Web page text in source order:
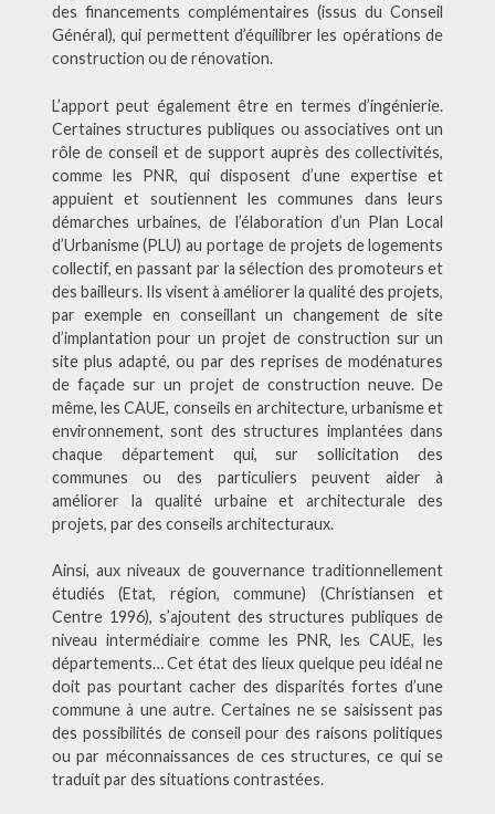
des financements complémentaires (issus du Conseil
Général), qui permettent d’équilibrer les opérations de
construction ou de rénovation.
L’apport peut également être en termes d’ingénierie.
Certaines structures publiques ou associatives ont un
rôle de conseil et de support auprès des collectivités,
comme les PNR, qui disposent d’une expertise et
appuient et soutiennent les communes dans leurs
démarches urbaines, de l’élaboration d’un Plan Local
d’Urbanisme (PLU) au portage de projets de logements
collectif, en passant par la sélection des promoteurs et
des bailleurs. Ils visent à améliorer la qualité des projets,
par exemple en conseillant un changement de site
d’implantation pour un projet de construction sur un
site plus adapté, ou par des reprises de modénatures
de façade sur un projet de construction neuve. De
même, les CAUE, conseils en architecture, urbanisme et
environnement, sont des structures implantées dans
chaque département qui, sur sollicitation des
communes ou des particuliers peuvent aider à
améliorer la qualité urbaine et architecturale des
projets, par des conseils architecturaux.
Ainsi, aux niveaux de gouvernance traditionnellement
étudiés (Etat, région, commune) (Christiansen et
Centre 1996), s’ajoutent des structures publiques de
niveau intermédiaire comme les PNR, les CAUE, les
départements… Cet état des lieux quelque peu idéal ne
doit pas pourtant cacher des disparités fortes d’une
commune à une autre. Certaines ne se saisissent pas
des possibilités de conseil pour des raisons politiques
ou par méconnaissances de ces structures, ce qui se
traduit par des situations contrastées.